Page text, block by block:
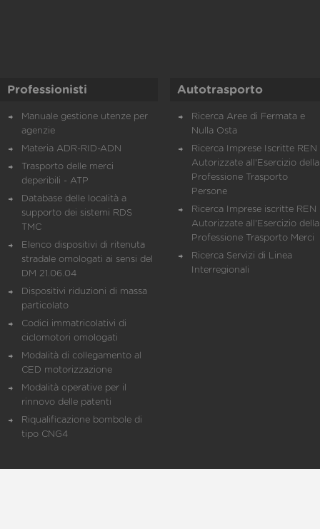
Professionisti
Manuale gestione utenze per
agenzie
Materia ADR-RID-ADN
Trasporto delle merci
deperibili - ATP
Database delle località a
supporto dei sistemi RDS
TMC
Elenco dispositivi di ritenuta
stradale omologati ai sensi del
DM 21.06.04
Dispositivi riduzioni di massa
particolato
Codici immatricolativi di
ciclomotori omologati
Modalità di collegamento al
CED motorizzazione
Modalità operative per il
rinnovo delle patenti
Riqualificazione bombole di
tipo CNG4
Autotrasporto
Ricerca Aree di Fermata e
Nulla Osta
Ricerca Imprese Iscritte REN
Autorizzate all'Esercizio della
Professione Trasporto
Persone
Ricerca Imprese iscritte REN
Autorizzate all'Esercizio della
Professione Trasporto Merci
Ricerca Servizi di Linea
Interregionali